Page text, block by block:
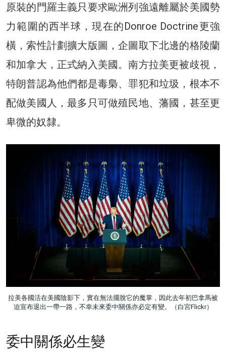
原裝的門羅主義只要求歐洲列強遠離屬於美國勢
力範圍的西半球，現在的Donroe Doctrine更強
橫，索性計劃擴大版圖，企圖取下北邊的格陵蘭
和加拿大，正式納入美國。南方拉美更被歧視，
特朗普認為他們都是毒梟、罪犯和垃圾，根本不
配做美國人，最多只可做殖民地、藩國，甚至更
卑微的奴隸。
拉美各國活在美國陰影下，實在無法擺脫它的魔掌，因此去年初巴拿馬被
迫宣布退出一帶一路，不幸未來委中關係亦必定有變。（白宮Flickr）
委中關係必生變